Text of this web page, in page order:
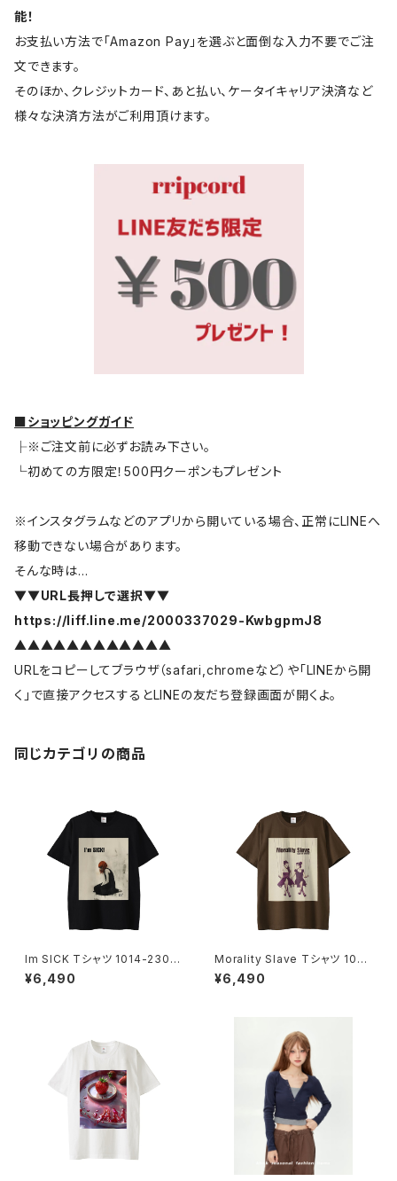
能！
お支払い方法で「Amazon Pay」を選ぶと面倒な入力不要でご注
文できます。
そのほか、クレジットカード、あと払い、ケータイキャリア決済など
様々な決済方法がご利用頂けます。
■ショッピングガイド
├※ご注文前に必ずお読み下さい。
└初めての方限定！500円クーポンもプレゼント
※インスタグラムなどのアプリから開いている場合、正常にLINEへ
移動できない場合があります。
そんな時は…
▼▼URL長押しで選択▼▼
https://liff.line.me/2000337029-KwbgpmJ8
▲▲▲▲▲▲▲▲▲▲▲▲
URLをコピーしてブラウザ（safari,chromeなど）や「LINEから開
く」で直接アクセスするとLINEの友だち登録画面が開くよ。
同じカテゴリの商品
Im SICK Tシャツ 1014-2302
21232
¥6,490
Morality Slave Tシャツ 1014
-230221229
¥6,490